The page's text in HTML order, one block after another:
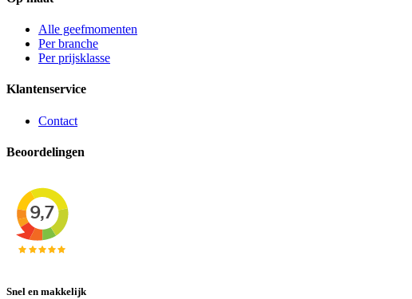
Alle geefmomenten
Per branche
Per prijsklasse
Klantenservice
Contact
Beoordelingen
Snel en makkelijk